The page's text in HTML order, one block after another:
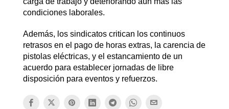
condiciones laborales.
Además, los sindicatos critican los continuos
retrasos en el pago de horas extras, la carencia de
pistolas eléctricas, y el estancamiento de un
acuerdo para establecer jornadas de libre
disposición para eventos y refuerzos.